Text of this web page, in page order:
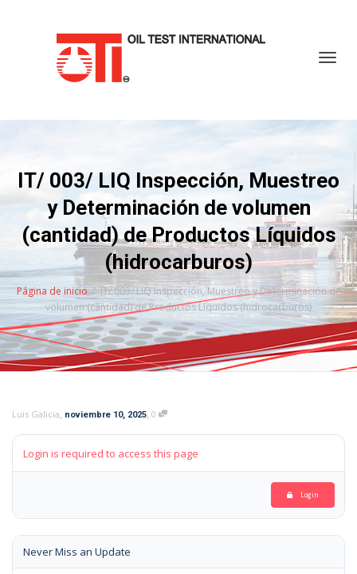
IT/ 003/ LIQ Inspección, Muestreo
y Determinación de volumen
(cantidad) de Productos Líquidos
(hidrocarburos)
Página de inicio
IT/ 003/ LIQ Inspección, Muestreo y Determinación de
volumen (cantidad) de Productos Líquidos (hidrocarburos)
Luis Galicia, noviembre 10, 2025, 0
Login is required to access this page
Login
Never Miss an Update